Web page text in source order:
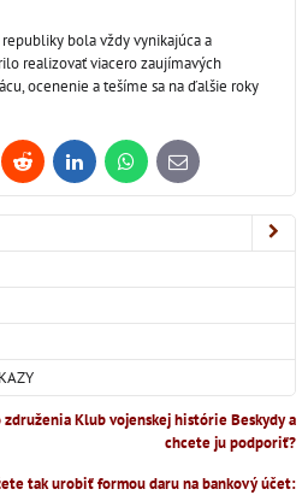
bola vždy vynikajúca a
realizovať viacero zaujímavých
ocenenie a tešíme sa na ďalšie roky
Reddit LinkedInWhatsApp
E-
mail
združenia Klub vojenskej histórie Beskydy a
chcete ju podporiť?
tak urobiť formou daru na bankový účet: